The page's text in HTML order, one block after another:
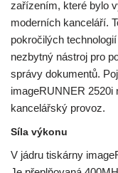
zařízením, které bylo
moderních kanceláří.
pokročilých
nezbytný nástroj pro
správy dokumentů.
imageRUNNER 2520i
kancelářský provoz.
Síla výkonu
V jádru tiskárny